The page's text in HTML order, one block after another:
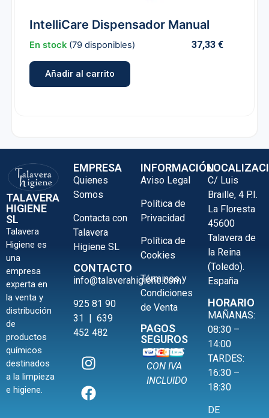
IntelliCare Dispensador Manual
En stock (79 disponibles) 37,33€
Añadir al carrito
TALAVERA
HIGIENE
SL
Talavera
Higiene es
una
empresa
experta en
la venta y
distribución
de
productos
químicos
destinados
a la limpieza
e higiene.
EMPRESA
Quienes
Somos
Contacta con
Talavera
Higiene SL
CONTACTO
info@talaverahigiene.com
925 81 90
31 | 639
452 482
INFORMACIÓN
Aviso Legal
Política de
Privacidad
Política de
Cookies
Términos y
Condiciones
de Venta
PAGOS
SEGUROS
PRECIOS
CON IVA
INCLUIDO
C/ Luis
Braille, 4 P.I.
La Floresta
45600
Talavera de
la Reina
(Toledo).
España
HORARIO
MAÑANAS:
08:30 –
14:00
TARDES:
16:30 –
18:30
DE